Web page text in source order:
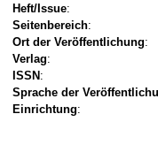
Heft/Issue:
Seitenbereich:
Ort der Veröffentlichung:
Verlag:
ISSN :
Sprache der
Einrichtung: